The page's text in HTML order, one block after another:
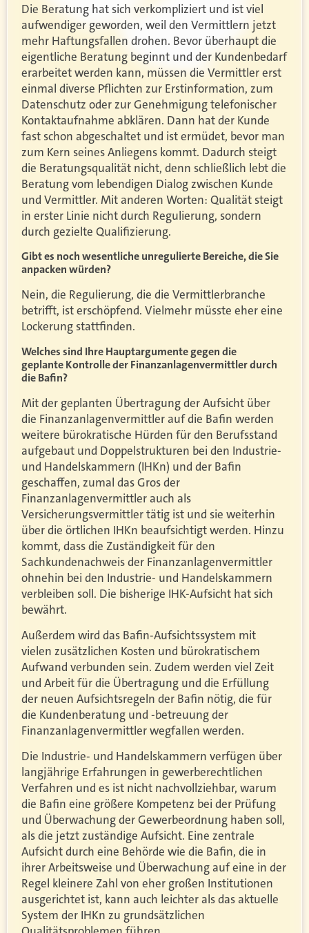
Die Beratung hat sich verkompliziert und ist viel
aufwendiger geworden, weil den Vermittlern jetzt
mehr Haftungsfallen drohen. Bevor überhaupt die
eigentliche Beratung beginnt und der Kundenbedarf
erarbeitet werden kann, müssen die Vermittler erst
einmal diverse Pflichten zur Erstinformation, zum
Datenschutz oder zur Genehmigung telefonischer
Kontaktaufnahme abklären. Dann hat der Kunde
fast schon abgeschaltet und ist ermüdet, bevor man
zum Kern seines Anliegens kommt. Dadurch steigt
die Beratungsqualität nicht, denn schließlich lebt die
Beratung vom lebendigen Dialog zwischen Kunde
und Vermittler. Mit anderen Worten: Qualität steigt
in erster Linie nicht durch Regulierung, sondern
durch gezielte Qualifizierung.
Gibt es noch wesentliche unregulierte Bereiche, die Sie
anpacken würden?
Nein, die Regulierung, die die Vermittlerbranche
betrifft, ist erschöpfend. Vielmehr müsste eher eine
Lockerung stattfinden.
Welches sind Ihre Hauptargumente gegen die
geplante Kontrolle der Finanzanlagenvermittler durch
die Bafin?
Mit der geplanten Übertragung der Aufsicht über
die Finanzanlagenvermittler auf die Bafin werden
weitere bürokratische Hürden für den Berufsstand
aufgebaut und Doppelstrukturen bei den Industrie-
und Handelskammern (IHKn) und der Bafin
geschaffen, zumal das Gros der
Finanzanlagenvermittler auch als
Versicherungsvermittler tätig ist und sie weiterhin
über die örtlichen IHKn beaufsichtigt werden. Hinzu
kommt, dass die Zuständigkeit für den
Sachkundenachweis der Finanzanlagenvermittler
ohnehin bei den Industrie- und Handelskammern
verbleiben soll. Die bisherige IHK-Aufsicht hat sich
bewährt.
Außerdem wird das Bafin-Aufsichtssystem mit
vielen zusätzlichen Kosten und bürokratischem
Aufwand verbunden sein. Zudem werden viel Zeit
und Arbeit für die Übertragung und die Erfüllung
der neuen Aufsichtsregeln der Bafin nötig, die für
die Kundenberatung und -betreuung der
Finanzanlagenvermittler wegfallen werden.
Die Industrie- und Handelskammern verfügen über
langjährige Erfahrungen in gewerberechtlichen
Verfahren und es ist nicht nachvollziehbar, warum
die Bafin eine größere Kompetenz bei der Prüfung
und Überwachung der Gewerbeordnung haben soll,
als die jetzt zuständige Aufsicht. Eine zentrale
Aufsicht durch eine Behörde wie die Bafin, die in
ihrer Arbeitsweise und Überwachung auf eine in der
Regel kleinere Zahl von eher großen Institutionen
ausgerichtet ist, kann auch leichter als das aktuelle
System der IHKn zu grundsätzlichen